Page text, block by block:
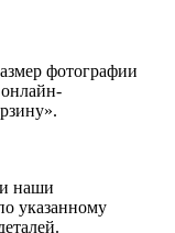
фотографии
наши
указанному